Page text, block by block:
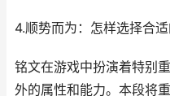
4.顺势而为：怎样选择合适
铭文在游戏中扮演着特别
外的属性和能力。本段将